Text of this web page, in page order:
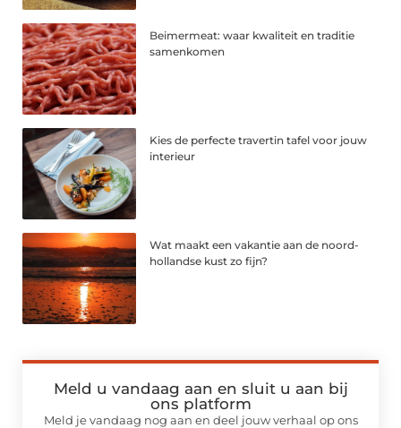
Beimermeat: waar kwaliteit en traditie
samenkomen
Kies de perfecte travertin tafel voor jouw
interieur
Wat maakt een vakantie aan de noord-
hollandse kust zo fijn?
Meld u vandaag aan en sluit u aan bij
ons platform
Meld je vandaag nog aan en deel jouw verhaal op ons